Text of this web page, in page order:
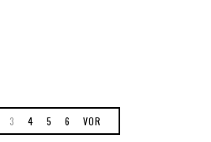
3 4 5 6 VOR